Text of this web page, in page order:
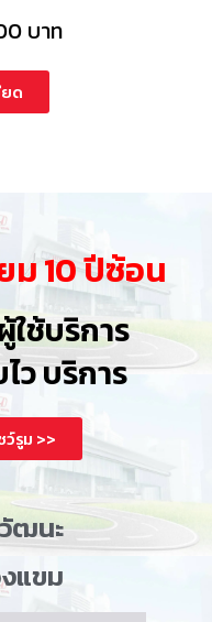
บาท
ด
ม 10 ปีซ้อน
ใช้บริการ
ว บริการ
ว์รูม >>
ฒนะ
แขม